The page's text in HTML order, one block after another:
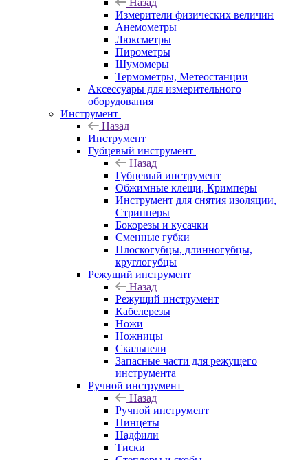
Назад
Измерители физических величин
Анемометры
Люксметры
Пирометры
Шумомеры
Термометры, Метеостанции
Аксессуары для измерительного
оборудования
Инструмент
Назад
Инструмент
Губцевый инструмент
Назад
Губцевый инструмент
Обжимные клещи, Кримперы
Инструмент для снятия изоляции,
Стрипперы
Бокорезы и кусачки
Сменные губки
Плоскогубцы, длинногубцы,
круглогубцы
Режущий инструмент
Назад
Режущий инструмент
Кабелерезы
Ножи
Ножницы
Скальпели
Запасные части для режущего
инструмента
Ручной инструмент
Назад
Ручной инструмент
Пинцеты
Надфили
Тиски